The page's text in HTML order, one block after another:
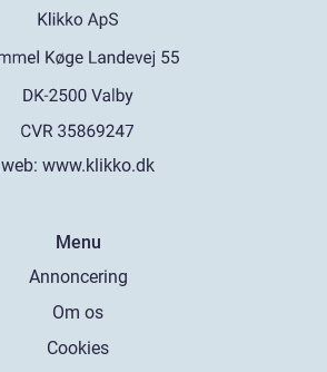
web: www.klikko.dk
Menu
Annoncering
Om os
Cookies